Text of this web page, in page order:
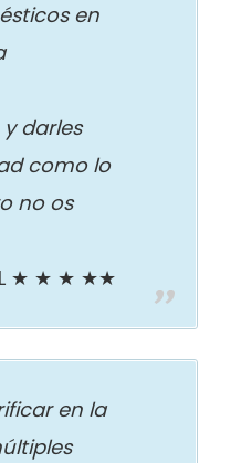
en
y darles
como lo
no os
★ ★ ★ ★★
en la